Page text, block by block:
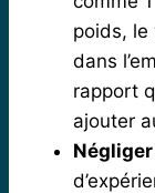
poids, le
dans
rapport
ajouter